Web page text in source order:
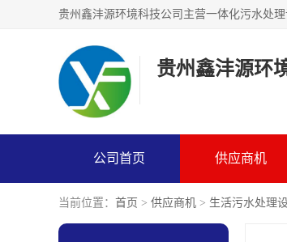
贵州鑫沣源环
公司首页 供应商机
当前位置： 首页 > 供应商机 > 生活污水处理